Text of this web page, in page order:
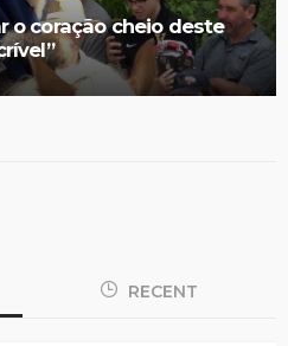
o coração cheio deste
RECENT